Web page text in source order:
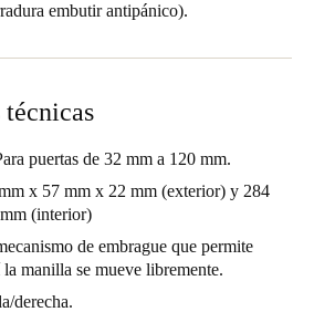
como predeterminada
embutir antipánico).
puertas de 32 mm a 120 mm.
x 57 mm x 22 mm (exterior) y 284
(interior)
de embrague que permite
manilla se mueve libremente.
derecha.